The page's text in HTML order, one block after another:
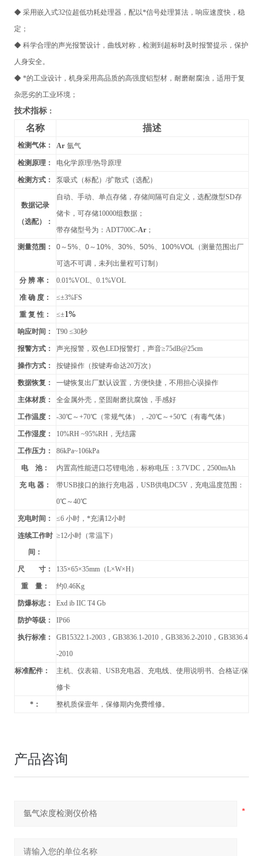
◆ 采用嵌入式32位超低功耗处理器，配以*信号处理算法，响应速度快，稳
定；
◆ 科学合理的声光报警设计，曲线对称，检测到超标时及时报警提示，保护
人身安全。
◆ *的工业设计，机身采用高品质的高强度铝型材，耐磨耐腐浊，适用于复
杂恶劣的工业环境；
技术指标：
名称 描述
检测气体： Ar 氩气
检测原理： 电化学原理/热导原理
检测方式： 泵吸式（标配）/扩散式（选配）
数据记录
（选配）：
自动、手动、单点存储，存储间隔可自定义，选配微型SD存
储卡，可存储10000组数据；
带存储型号为：ADT700C-Ar；
测量范围： 0～5%、 0～ 10%、 30%、 50%、 100%VOL（测量范围出厂
可选不可调，未列出量程可订制）
分 辨 率： 0.01%VOL、0.1%VOL
准 确 度： ≤±3%FS
重 复 性： ≤±1%
响应时间： T90 ≤30秒
报警方式： 声光报警，双色LED报警灯，声音≥75dB@25cm
操作方式： 按键操作（按键寿命达20万次）
数据恢复： 一键恢复出厂默认设置，方便快捷，不用担心误操作
主体材质： 全金属外壳，坚固耐磨抗腐蚀，手感好
工作温度： -30℃～+70℃（常规气体），-20℃～+50℃（有毒气体）
工作湿度： 10%RH ~95%RH ，无结露
工作压力： 86kPa~106kPa
电 池： 内置高性能进口芯锂电池，标称电压：3.7VDC，2500mAh
充 电 器：
带USB接口的旅行充电器，USB供电DC5V，充电温度范围：
0℃～40℃
充电时间： ≤6 小时，*充满12小时
连续工作时
间：
≥12小时（常温下）
尺 寸： 135×65×35mm（L×W×H）
重 量： 约0.46Kg
防爆标志： Exd ib IIC T4 Gb
防护等级： IP66
执行标准： GB15322.1-2003，GB3836.1-2010，GB3836.2-2010，GB3836.4
-2010
标准配件：
主机、仪表箱、USB充电器、充电线、使用说明书、合格证/保
修卡
*： 整机质保壹年，保修期内免费维修。
产品咨询